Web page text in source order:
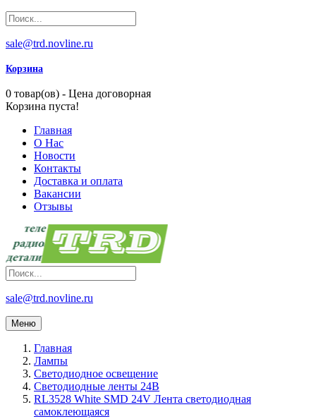
sale@trd.novline.ru
Корзина
0 товар(ов) - Цена договорная
Корзина пуста!
Главная
О Нас
Новости
Контакты
Доставка и оплата
Вакансии
Отзывы
sale@trd.novline.ru
Меню
Главная
Лампы
Светодиодное освещение
Светодиодные ленты 24В
RL3528 White SMD 24V Лента светодиодная
самоклеющаяся